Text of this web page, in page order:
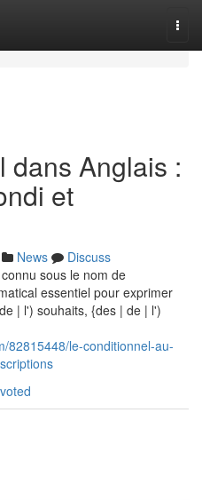
dans Anglais :
et
News
Discuss
sous le nom de
essentiel pour exprimer
| l') souhaits, {des | de | l')
82815448/le-conditionnel-au-